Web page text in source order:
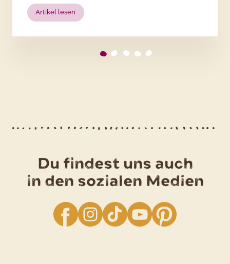
Artikel lesen
Wie
Kartoffeln
Du findest uns auch
in den sozialen Medien
facebookInstagram
TikTok YouTube